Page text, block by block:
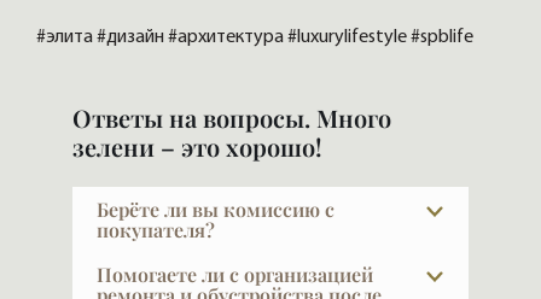
#элита #дизайн #архитектура #luxurylifestyle #spblife
Ответы на вопросы. Много
зелени – это хорошо!
Берёте ли вы комиссию с
покупателя?
При покупке в новых проектах — нет.
Наши услуги для покупателя бесплатны,
Помогаете ли с организацией